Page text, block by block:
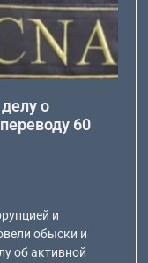
о
60
и
обыски и
об активной